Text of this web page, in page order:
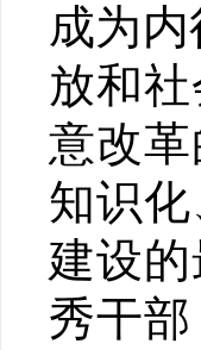
成为
放和
意改
知识
建设
秀干